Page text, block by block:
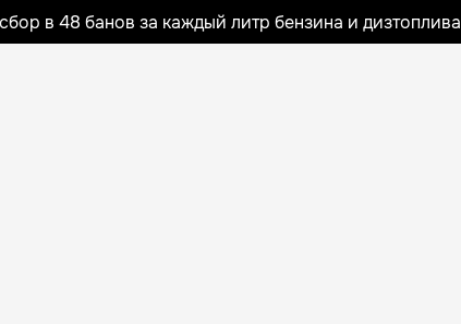
в 48 банов за каждый литр бензина и дизтоплива